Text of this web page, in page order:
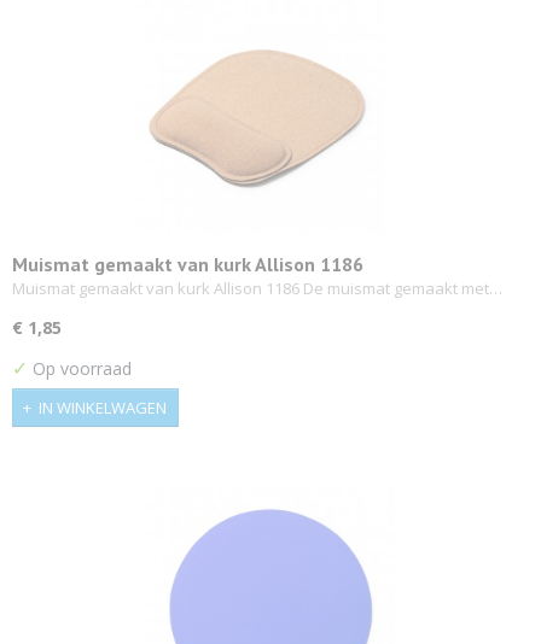
Muismat gemaakt van kurk Allison 1186
Muismat gemaakt van kurk Allison 1186 De muismat gemaakt met…
€ 1,85
✓ Op voorraad
IN WINKELWAGEN